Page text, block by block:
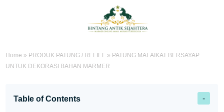
Home » PRODUK PATUNG / RELIEF » PATUNG MALAIKAT BERSAYAP
UNTUK DEKORASI BAHAN MARMER
Table of Contents